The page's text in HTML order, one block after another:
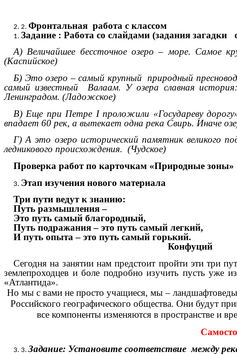
Фронтальная работа с классом
Задание : Работа со слайдами (задания загадки
А) Величайшее бессточное озеро – море. Самое
(Каспийское)
Б) Это озеро – самый крупный природный
самый известный Валаам. У озера славная
Ленинградом. (Ладожское)
В) Еще при Петре I проложили «Государеву
впадает 60 рек, а вытекает одна река Свирь. Иначе
Г) А это озеро исторический памятник великого
ледникового происхождения. (Чудское)
Проверка работ по карточкам «Природные зоны»
Этап изучения нового материала
Три пути ведут к знанию:
Путь размышления –
Это путь самый благородный,
Путь подражания – это путь самый легкий,
И путь опыта – это путь самый горький.
Конфуций
Сегодня на занятии нам предстоит пройти эти три
землепроходцев и боле подробно изучить пусть уже
«Атлантида».
Но мы с вами не просто учащиеся, мы – ландшафтоведы
Российского географического общества. Они будут
все компоненты изменяются в пространстве и
Задание: Установите соответствие между